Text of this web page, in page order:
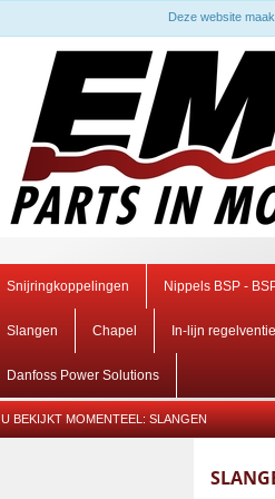
Deze website
Snijringkoppelingen Nippels BSP -
Slangen Chapel In-lijn
Danfoss Power Solutions
U BEKIJKT MOMENTEEL: SLANGEN